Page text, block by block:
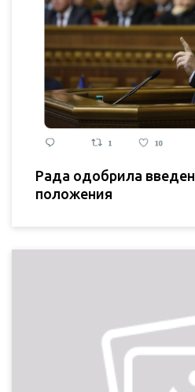
Рада одобрила
положения